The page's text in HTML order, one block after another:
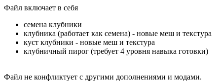
Файл включает в себя
семена клубники
клубника (работает как семена) - новые меш и текстура
куст клубники - новые меш и текстура
клубничный пирог (требует 4 уровня навыка готовки)
Файл не конфликтует с другими дополнениями и модами.